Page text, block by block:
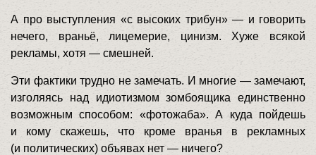
А про выступления «с высоких трибун» — и говорить
нечего, враньё, лицемерие, цинизм. Хуже всякой
рекламы, хотя — смешней.
Эти фактики трудно не замечать. И многие — замечают,
изголяясь над идиотизмом зомбоящика единственно
возможным способом: «фотожаба». А куда пойдешь
и кому скажешь, что кроме вранья в рекламных
(и политических) объявах нет — ничего?